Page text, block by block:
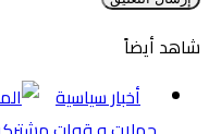
شاهد أيضاً
أخبار سياسية